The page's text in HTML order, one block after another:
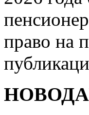
право на